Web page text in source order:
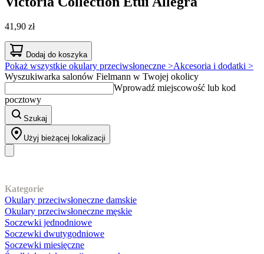
41,90 zł
Dodaj do koszyka
Pokaż wszystkie okulary przeciwsłoneczne >Akcesoria i dodatki >
Wyszukiwarka salonów Fielmann w Twojej okolicy
Wprowadź miejscowość lub kod
pocztowy
Szukaj
Użyj bieżącej lokalizacji
Kategorie
Okulary przeciwsłoneczne damskie
Okulary przeciwsłoneczne męskie
Soczewki jednodniowe
Soczewki dwutygodniowe
Soczewki miesięczne